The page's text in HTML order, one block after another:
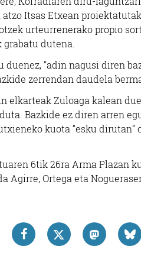
atzo Itsas Etxean
urteurrenerako propio
dutena.
duenez, “adin nagusi diren
zerrendan daudela
elkarteak Zuloaga kalean
Bazkide ez diren arren
kuota “esku
6tik 26ra Arma Plazan
Agirre, Ortega eta